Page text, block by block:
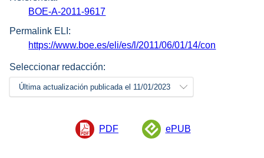
BOE-A-2011-9617
Permalink ELI:
https://www.boe.es/eli/es/l/2011/06/01/14/con
Seleccionar redacción:
Última actualización publicada el 11/01/2023
PDF ePUB